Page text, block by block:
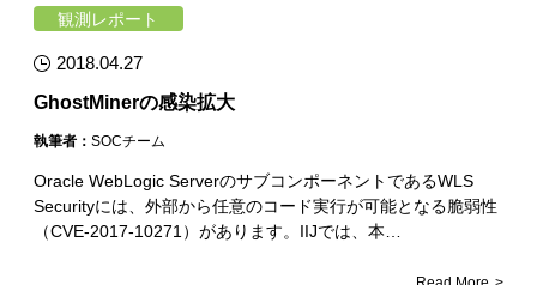
観測レポート
2018.04.27
GhostMinerの感染拡大
執筆者： SOCチーム
Oracle WebLogic ServerのサブコンポーネントであるWLS
Securityには、外部から任意のコード実行が可能となる脆弱性
（CVE-2017-10271）があります。IIJでは、本…